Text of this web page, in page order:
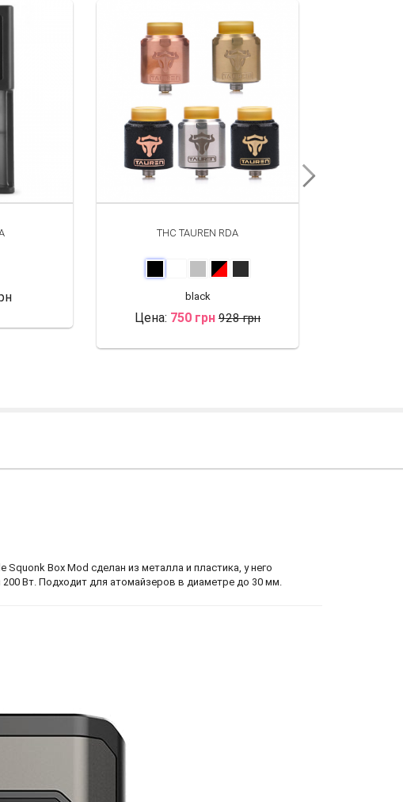
THC TAUREN RDA
black
Цена: 750 грн 928 грн
Box Mod сделан из металла и пластика, у него
Вт. Подходит для атомайзеров в диаметре до 30 мм.